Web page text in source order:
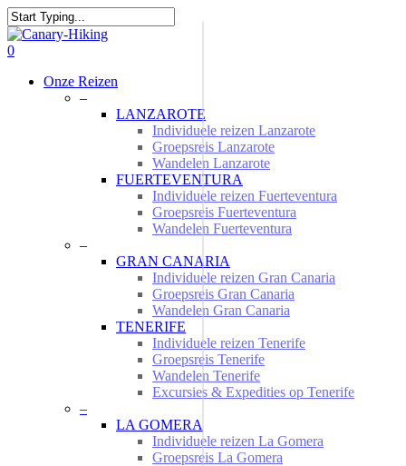
Skip
to
main
Close
Search
0
Onze Reizen
–
LANZAROTE
Individuele reizen Lanzarote
Groepsreis Lanzarote
Wandelen Lanzarote
FUERTEVENTURA
Individuele reizen Fuerteventura
Groepsreis Fuerteventura
Wandelen Fuerteventura
–
GRAN CANARIA
Individuele reizen Gran Canaria
Groepsreis Gran Canaria
Wandelen Gran Canaria
TENERIFE
Individuele reizen Tenerife
Groepsreis Tenerife
Wandelen Tenerife
Excursies & Expedities op Tenerife
–
LA GOMERA
Individuele reizen La Gomera
Groepsreis La Gomera